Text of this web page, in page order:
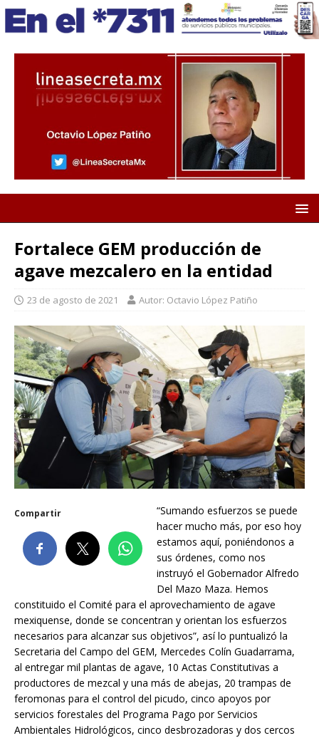
Fortalece GEM producción de
agave mezcalero en la entidad
23 de agosto de 2021 Autor: Octavio López Patiño
Compartir
“Sumando esfuerzos se puede
hacer mucho más, por eso hoy
estamos aquí, poniéndonos a
sus órdenes, como nos
instruyó el Gobernador Alfredo
Del Mazo Maza. Hemos
constituido el Comité para el aprovechamiento de agave
mexiquense, donde se concentran y orientan los esfuerzos
necesarios para alcanzar sus objetivos”, así lo puntualizó la
Secretaria del Campo del GEM, Mercedes Colín Guadarrama,
al entregar mil plantas de agave, 10 Actas Constitutivas a
productores de mezcal y una más de abejas, 20 trampas de
feromonas para el control del picudo, cinco apoyos por
servicios forestales del Programa Pago por Servicios
Ambientales Hidrológicos, cinco desbrozadoras y dos cercos